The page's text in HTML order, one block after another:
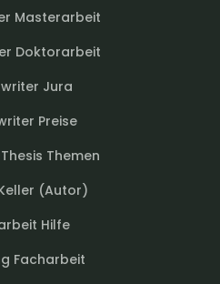
Masterarbeit
Doktorarbeit
Jura
Preise
Themen
(Autor)
Hilfe
Facharbeit